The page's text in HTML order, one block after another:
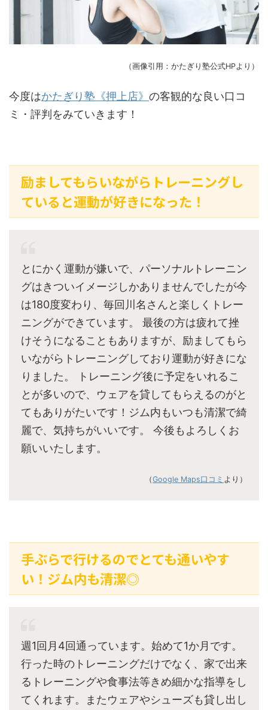
（画像引用：かたぎり塾公式HPより）
今度はかたぎり塾《押上店》 の客観的な良い口コ
ミ・評判をみていきます！
励ましてもらいながらトレーニングし
ていると運動が好きになった！
とにかく運動が嫌いで、パーソナルトレーニン
グはきついイメージしかありませんでしたが今
は180度変わり、毎回川名さんと楽しくトレー
ニングができています。 最後の方は疲れて挫
けそうになることもありますが、励ましてもら
いながらトレーニングしており運動が好きにな
りました。 トレーニング後に予定をいれるこ
とが多いので、ウェアを貸してもらえるのがと
てもありがたいです！ジム内もいつも清潔で綺
麗で、気持ちがいいです。 今後もよろしくお
願いいたします。
（Google Maps口コミ より）
手ぶらで行けるのでとても通いやす
い！ジム内も清潔◎
週1回月4回通っています。始めて1か月です。
行った時のトレーニングだけでなく、家で出来
るトレーニングや食事法等きめ細かな指導をし
てくれます。またウェアやシューズも貸し出し